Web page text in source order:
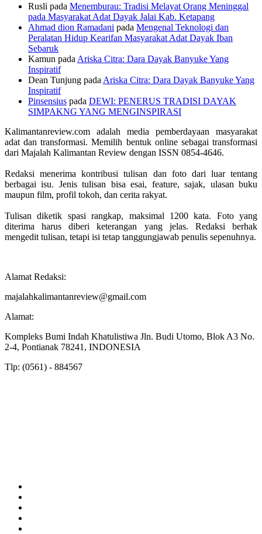
Rusli pada Menemburau: Tradisi Melayat Orang Meninggal
pada Masyarakat Adat Dayak Jalai Kab. Ketapang
Ahmad dion Ramadani pada Mengenal Teknologi dan
Peralatan Hidup Kearifan Masyarakat Adat Dayak Iban
Sebaruk
Kamun pada Ariska Citra: Dara Dayak Banyuke Yang
Inspiratif
Dean Tunjung pada Ariska Citra: Dara Dayak Banyuke Yang
Inspiratif
Pinsensius pada DEWI: PENERUS TRADISI DAYAK
SIMPAKNG YANG MENGINSPIRASI
Kalimantanreview.com adalah media pemberdayaan masyarakat
adat dan transformasi. Memilih bentuk online sebagai transformasi
dari Majalah Kalimantan Review dengan ISSN 0854-4646.
Redaksi menerima kontribusi tulisan dan foto dari luar tentang
berbagai isu. Jenis tulisan bisa esai, feature, sajak, ulasan buku
maupun film, profil tokoh, dan cerita rakyat.
Tulisan diketik spasi rangkap, maksimal 1200 kata. Foto yang
diterima harus diberi keterangan yang jelas. Redaksi berhak
mengedit tulisan, tetapi isi tetap tanggungjawab penulis sepenuhnya.
Alamat Redaksi:
majalahkalimantanreview@gmail.com
Alamat:
Kompleks Bumi Indah Khatulistiwa Jln. Budi Utomo, Blok A3 No.
2-4, Pontianak 78241, INDONESIA
Tlp: (0561) - 884567